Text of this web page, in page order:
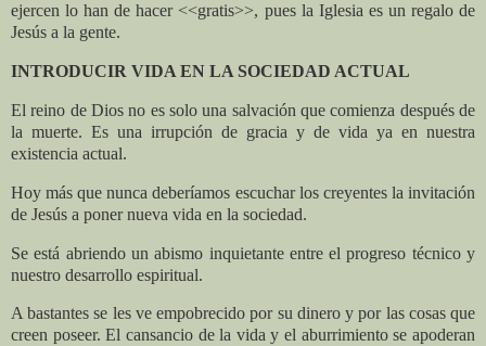
ejercen lo han de hacer <<gratis>>, pues la Iglesia es un regalo de
Jesús a la gente.
INTRODUCIR VIDA EN LA SOCIEDAD ACTUAL
El reino de Dios no es solo una salvación que comienza después de
la muerte. Es una irrupción de gracia y de vida ya en nuestra
existencia actual.
Hoy más que nunca deberíamos escuchar los creyentes la invitación
de Jesús a poner nueva vida en la sociedad.
Se está abriendo un abismo inquietante entre el progreso técnico y
nuestro desarrollo espiritual.
A bastantes se les ve empobrecido por su dinero y por las cosas que
creen poseer. El cansancio de la vida y el aburrimiento se apoderan